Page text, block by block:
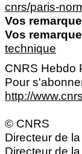
cnrs/paris-
Vos
Vos
technique
CNRS Hebdo
Pour
http://
© CNRS
Directeur de
Directeur de